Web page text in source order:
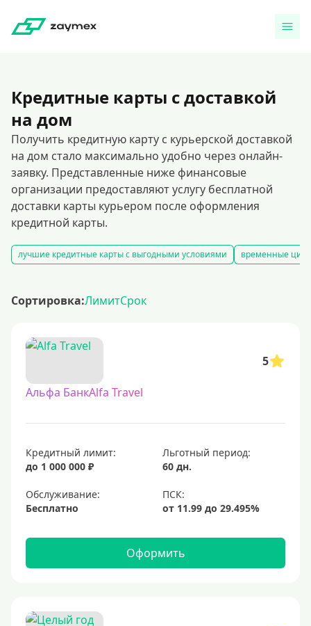
Кредитные карты с доставкой
на дом
Получить кредитную карту с курьерской доставкой
на дом стало максимально удобно через онлайн-
заявку. Представленные ниже финансовые
организации предоставляют услугу бесплатной
доставки карты курьером после оформления
кредитной карты.
лучшие кредитные карты с выгодными условиями временные
Сортировка:ЛимитСрок
5
Альфа БанкAlfa Travel
Кредитный лимит:
до 1 000 000 ₽
Льготный период:
60 дн.
Обслуживание:
Бесплатно
Оформить